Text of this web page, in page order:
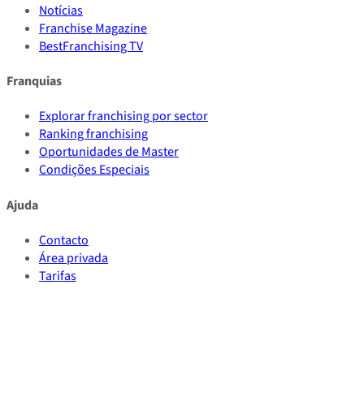
Notícias
Franchise Magazine
BestFranchising TV
Franquias
Explorar franchising por sector
Ranking franchising
Oportunidades de Master
Condições Especiais
Ajuda
Contacto
Área privada
Tarifas